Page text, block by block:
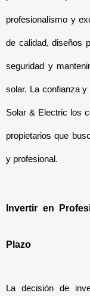
profesionalismo y
de calidad, diseños
seguridad y
solar. La confianza
Solar & Electric los
propietarios que
y profesional.
Invertir en
Plazo
La decisión de